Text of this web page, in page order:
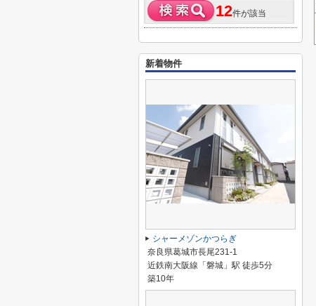
12件が該当
新着物件
シャーメゾンかつらぎ
奈良県葛城市長尾231-1
近鉄南大阪線「磐城」駅 徒歩5分
築10年